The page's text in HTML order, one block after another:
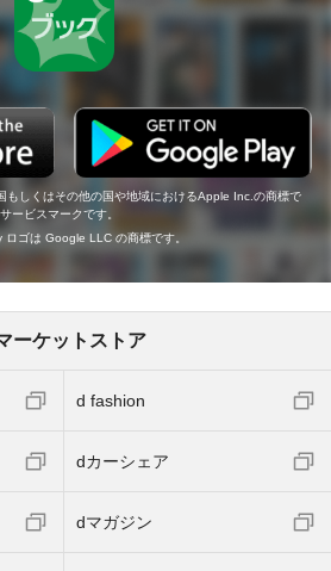
しくはその他の国や地域におけるApple Inc.の商標で
ービスマークです。
ゴは Google LLC の商標です。
ーケットストア
d fashion
dカーシェア
dマガジン